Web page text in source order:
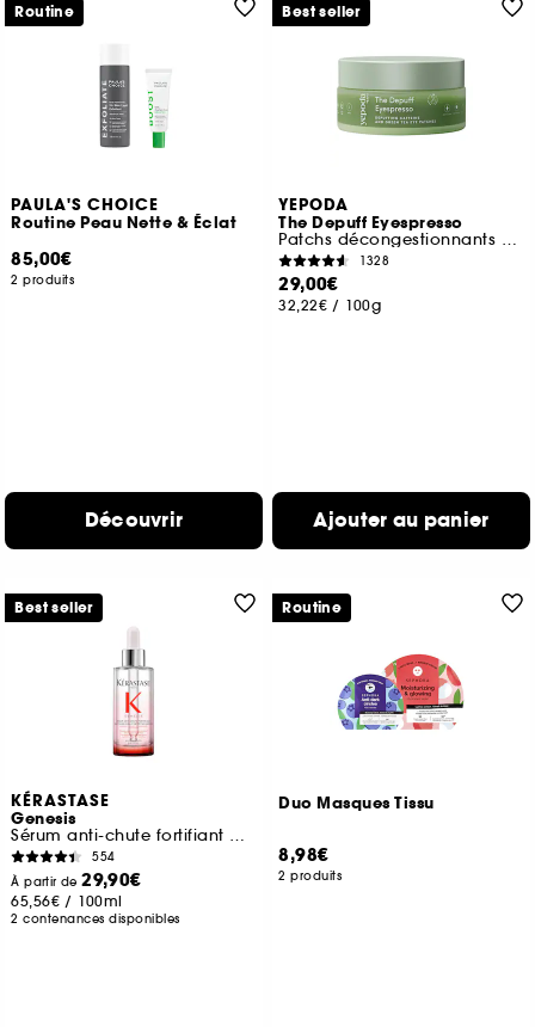
PAULA'S CHOICE
Routine Peau Nette & Éclat
85,00€
2 produits
Découvrir
Routine
YEPODA
The Depuff Eyespresso
Patchs décongestionnants à la caféine et au thé vert
1328
29,00€
32,22€ / 100g
Ajouter au panier
Best seller
KÉRASTASE
Genesis
Sérum anti-chute fortifiant pour cheveux affinés et fragiles
554
À partir de29,90€
65,56€ / 100ml
2 contenances disponibles
Best seller
Duo Masques Tissu
8,98€
2 produits
Routine